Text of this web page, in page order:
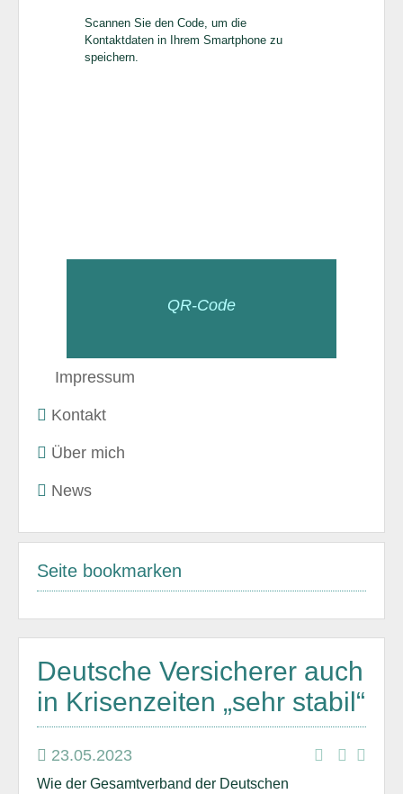
Scannen Sie den Code, um die
Kontaktdaten in Ihrem Smartphone zu
speichern.
QR-Code
Impressum
Kontakt
Über mich
News
Seite bookmarken
Deutsche Versicherer auch
in Krisenzeiten „sehr stabil“
23.05.2023
Wie der Gesamtverband der Deutschen